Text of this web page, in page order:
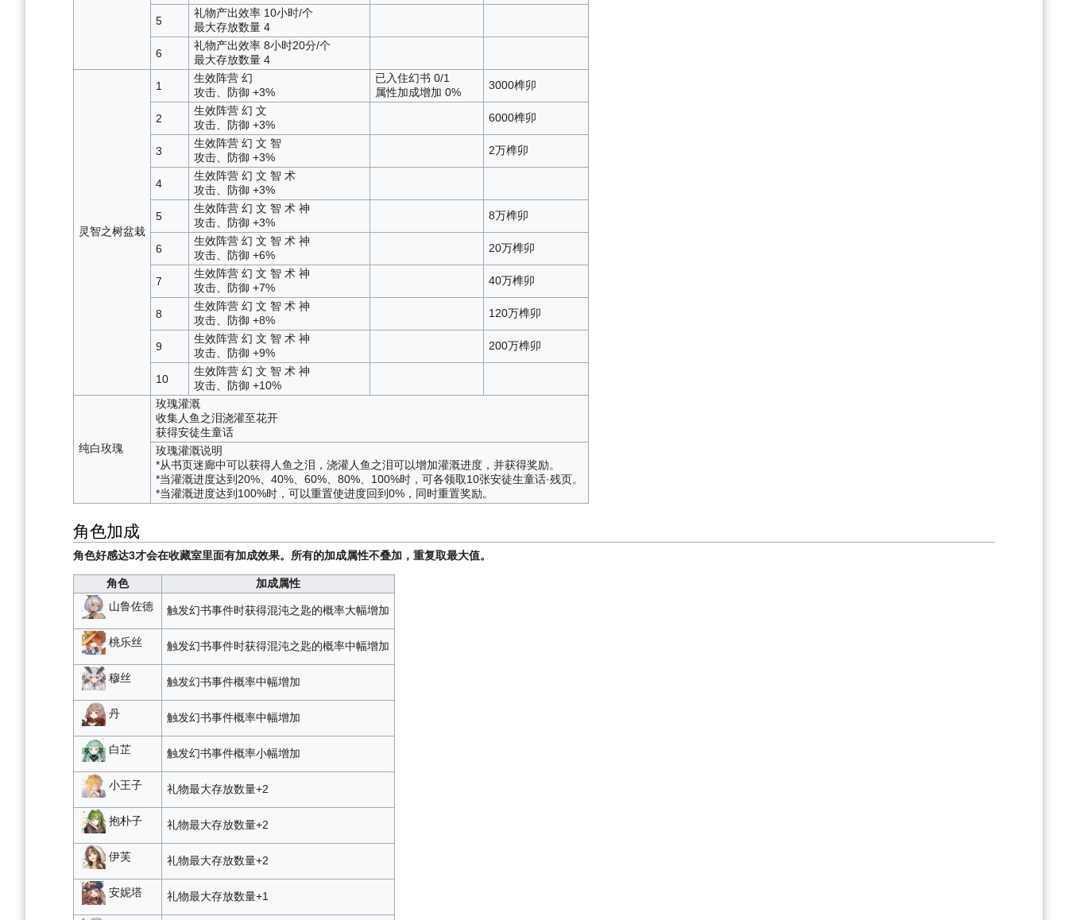
5
礼物产出效率 10小时/个
最大存放数量 4
6
礼物产出效率 8小时20分/个
最大存放数量 4
灵智之树盆栽
1
生效阵营 幻
攻击、防御 +3%
已入住幻书 0/1
属性加成增加 0%
3000榫卯
2
生效阵营 幻 文
攻击、防御 +3%
6000榫卯
3
生效阵营 幻 文 智
攻击、防御 +3%
2万榫卯
4
生效阵营 幻 文 智 术
攻击、防御 +3%
5
生效阵营 幻 文 智 术 神
攻击、防御 +3%
8万榫卯
6
生效阵营 幻 文 智 术 神
攻击、防御 +6%
20万榫卯
7
生效阵营 幻 文 智 术 神
攻击、防御 +7%
40万榫卯
8
生效阵营 幻 文 智 术 神
攻击、防御 +8%
120万榫卯
9
生效阵营 幻 文 智 术 神
攻击、防御 +9%
200万榫卯
10
生效阵营 幻 文 智 术 神
攻击、防御 +10%
纯白玫瑰
玫瑰灌溉
收集人鱼之泪浇灌至花开
获得安徒生童话
玫瑰灌溉说明
*从书页迷廊中可以获得人鱼之泪，浇灌人鱼之泪可以增加灌溉进度，并获得奖励。
*当灌溉进度达到20%、40%、60%、80%、100%时，可各领取10张安徒生童话·残页。
*当灌溉进度达到100%时，可以重置使进度回到0%，同时重置奖励。
角色加成
角色好感达3才会在收藏室里面有加成效果。所有的加成属性不叠加，重复取最大值。
角色
加成属性
山鲁佐德
触发幻书事件时获得混沌之匙的概率大幅增加
桃乐丝 触发幻书事件时获得混沌之匙的概率中幅增加
穆丝 触发幻书事件概率中幅增加
丹 触发幻书事件概率中幅增加
白芷 触发幻书事件概率小幅增加
小王子 礼物最大存放数量+2
抱朴子 礼物最大存放数量+2
伊芙 礼物最大存放数量+2
安妮塔 礼物最大存放数量+1